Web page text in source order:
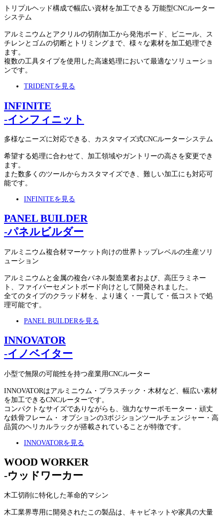
トリプルヘッド構成で幅広い資材を加工できる 万能型CNCルーター
システム
アルミニウムとアクリルの切削加工から発泡ボード、ビニール、ス
チレンとゴムの切断とトリミングまで、様々な素材を加工処理でき
ます。
複数の工具タイプを使用した高速処理において最適なソリューショ
ンです。
TRIDENTを見る
INFINITE
-インフィニット
多様なニーズに対応できる、カスタマイズ式CNCルーターシステム
希望する処理に合わせて、加工領域やガントリーの高さを変更でき
ます。
また数多くのツールからカスタマイズでき、難しい加工にも対応可
能です。
INFINITEを見る
PANEL BUILDER
-パネルビルダー
アルミニウム複合材マーケット向けの世界トップレベルの生産ソリ
ューション
アルミニウムと金属の複合パネル製造業者および、高圧ラミネー
ト、ファイバーセメントボード向けとして開発されました。
全てのタイプのクラッド材を、より速く・一貫して・低コストで処
理可能です。
PANEL BUILDERを見る
INNOVATOR
-イノベイター
小型で無限の可能性を持つ産業用CNCルーター
INNOVATORはアルミニウム・プラスチック・木材など、幅広い素材
を加工できるCNCルーターです。
コンパクトなサイズでありながらも、強力なサーボモーター・頑丈
な鉄骨フレーム・ オプションの3ポジションツールチェンジャー・高
品質のヘリカルラックが搭載されていることが特徴です。
INNOVATORを見る
WOOD WORKER
-ウッドワーカー
木工切削に特化した革命的マシン
木工業界専用に開発されたこの製品は、キャビネットや家具の大量